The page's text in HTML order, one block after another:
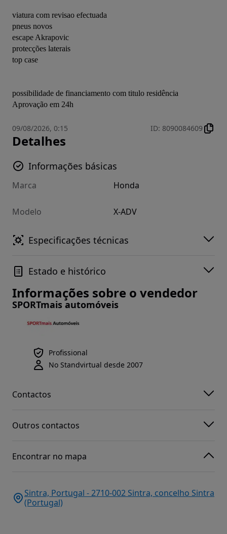
viatura com revisao efectuada
pneus novos
escape Akrapovic
protecções laterais
top case
possibilidade de financiamento com titulo residência
Aprovação em 24h
09/08/2026, 0:15 ID: 8090084609
Detalhes
Informações básicas
Marca Honda
Modelo X-ADV
Especificações técnicas
Estado e histórico
Informações sobre o vendedor
SPORTmais automóveis
Profissional
No Standvirtual desde 2007
Contactos
Outros contactos
Encontrar no mapa
Sintra, Portugal - 2710-002 Sintra, concelho Sintra
(Portugal)